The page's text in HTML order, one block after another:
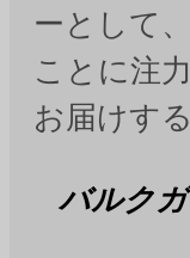
ーとして
ことに注
お届けす
バルク